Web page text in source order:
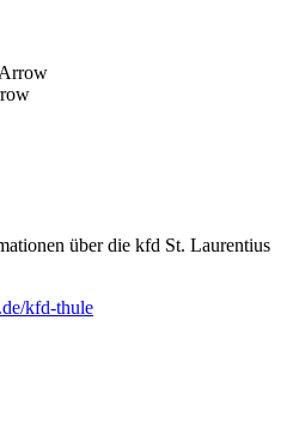
über die kfd St. Laurentius
kfd-thule